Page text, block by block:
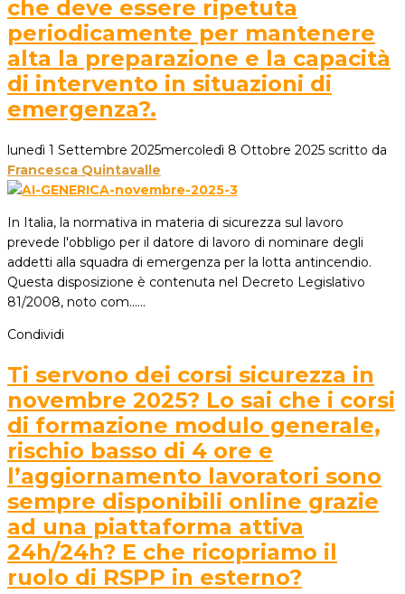
che deve essere ripetuta
periodicamente per mantenere
alta la preparazione e la capacità
di intervento in situazioni di
emergenza?.
lunedì 1 Settembre 2025mercoledì 8 Ottobre 2025 scritto da
Francesca Quintavalle
In Italia, la normativa in materia di sicurezza sul lavoro
prevede l'obbligo per il datore di lavoro di nominare degli
addetti alla squadra di emergenza per la lotta antincendio.
Questa disposizione è contenuta nel Decreto Legislativo
81/2008, noto com...…
Condividi
Ti servono dei corsi sicurezza in
novembre 2025? Lo sai che i corsi
di formazione modulo generale,
rischio basso di 4 ore e
l’aggiornamento lavoratori sono
sempre disponibili online grazie
ad una piattaforma attiva
24h/24h? E che ricopriamo il
ruolo di RSPP in esterno?